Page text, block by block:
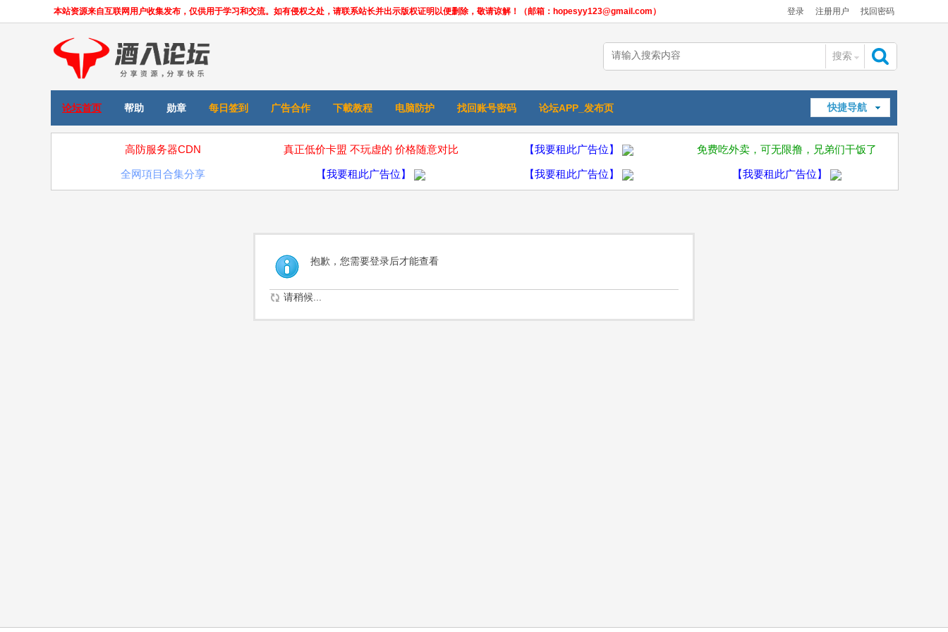
本站资源来自互联网用户收集发布，仅供用于学习和交流。如有侵权之处，请联系站长并出示版权证明以便删除，敬请谅解！（邮箱：hopesyy123@gmail.com） 登录 注册用户 找回密码
搜索
索
快捷导航
论坛首页 帮助 勋章 每日签到 广告合作 下載教程 电脑防护 找回账号密码 论坛APP_发布页
高防服务器CDN 真正低价卡盟 不玩虚的 价格随意对比 【我要租此广告位】 免费吃外卖，可无限撸，兄弟们干饭了
全网項目合集分享 【我要租此广告位】 【我要租此广告位】 【我要租此广告位】
抱歉，您需要登录后才能查看
请稍候...